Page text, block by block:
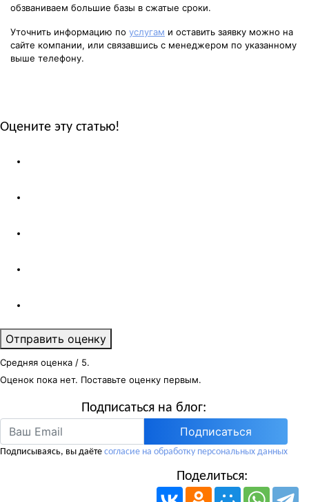
обзваниваем большие базы в сжатые сроки.
Уточнить информацию по услугам и оставить заявку можно на
сайте компании, или связавшись с менеджером по указанному
выше телефону.
Оцените эту статью!
Отправить оценку
Средняя оценка / 5.
Оценок пока нет. Поставьте оценку первым.
Подписаться на блог:
Подписаться
Подписываясь, вы даёте согласие на обработку персональных данных
Поделиться: